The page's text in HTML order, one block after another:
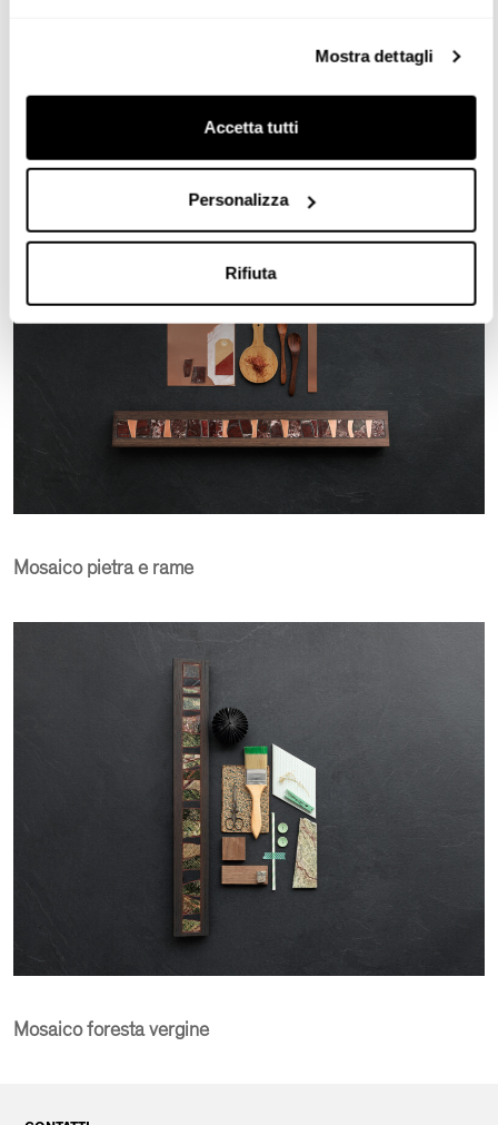
Mostra dettagli
Accetta tutti
Personalizza
Rifiuta
trasparenze, tessere di ceramica o smalti che offrono la
effetto finale ancora più suggestivo, mistico, prezioso.
Mosaico pietra e rame
Mosaico foresta vergine